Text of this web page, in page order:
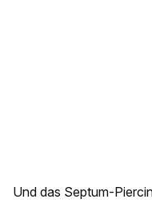
Und das Septum-